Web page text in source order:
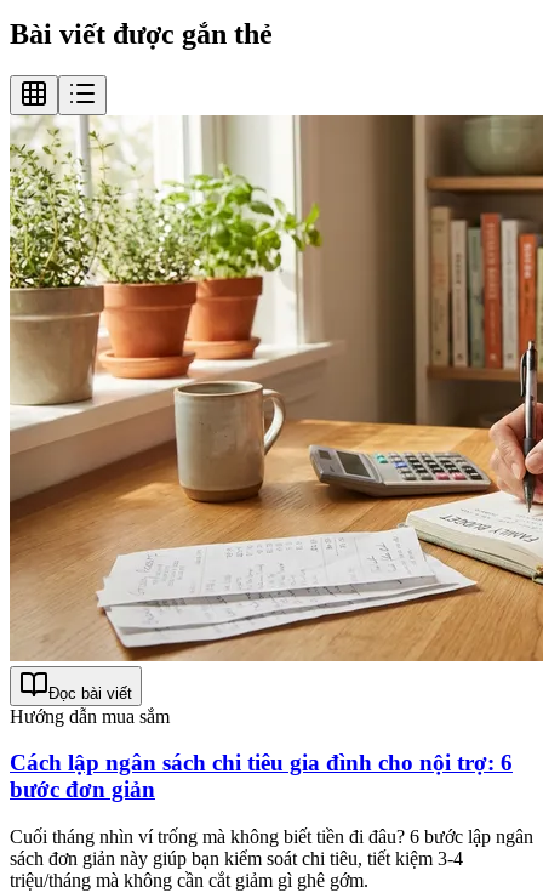
Bài viết được gắn thẻ
Đọc bài viết
Hướng dẫn mua sắm
Cách lập ngân sách chi tiêu gia đình cho nội trợ: 6
bước đơn giản
Cuối tháng nhìn ví trống mà không biết tiền đi đâu? 6 bước lập ngân
sách đơn giản này giúp bạn kiểm soát chi tiêu, tiết kiệm 3-4
triệu/tháng mà không cần cắt giảm gì ghê gớm.